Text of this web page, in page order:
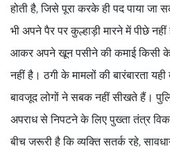
होती है, जिसे पूरा करके ही पद पाया
भी अपने पैर पर कुल्हाड़ी मारने में पीछे
आकर अपने खून पसीने की कमाई किसी के
नहीं है। ठगी के मामलों की बारंबारता
बावजूद लोगों ने सबक नहीं सीखते हैं।
अपराध से निपटने के लिए पुख्ता तंत्र
बीच जरूरी है कि व्यक्ति सतर्क रहे,